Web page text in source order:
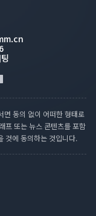
면 동의 없이 어떠한 형태로
프 또는 뉴스 콘텐츠를 포함
것에 동의하는 것입니다.